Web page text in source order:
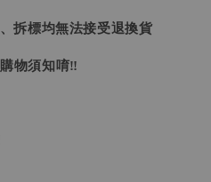
拆標均無法接受退換貨
物須知唷‼